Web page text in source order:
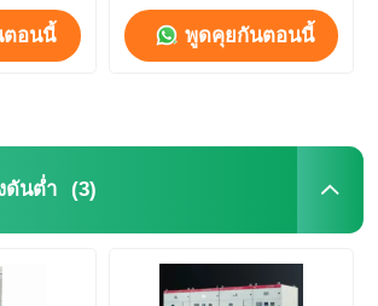
โลหะ
อนนี้ พูดคุยกันตอนนี้
ดันต่ำ (3)